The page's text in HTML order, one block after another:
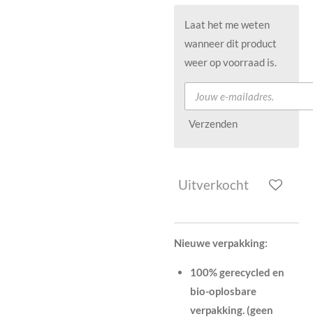
Laat het me weten
wanneer dit product
weer op voorraad is.
Verzenden
Uitverkocht
Nieuwe verpakking:
100% gerecycled en
bio-oplosbare
verpakking. (geen